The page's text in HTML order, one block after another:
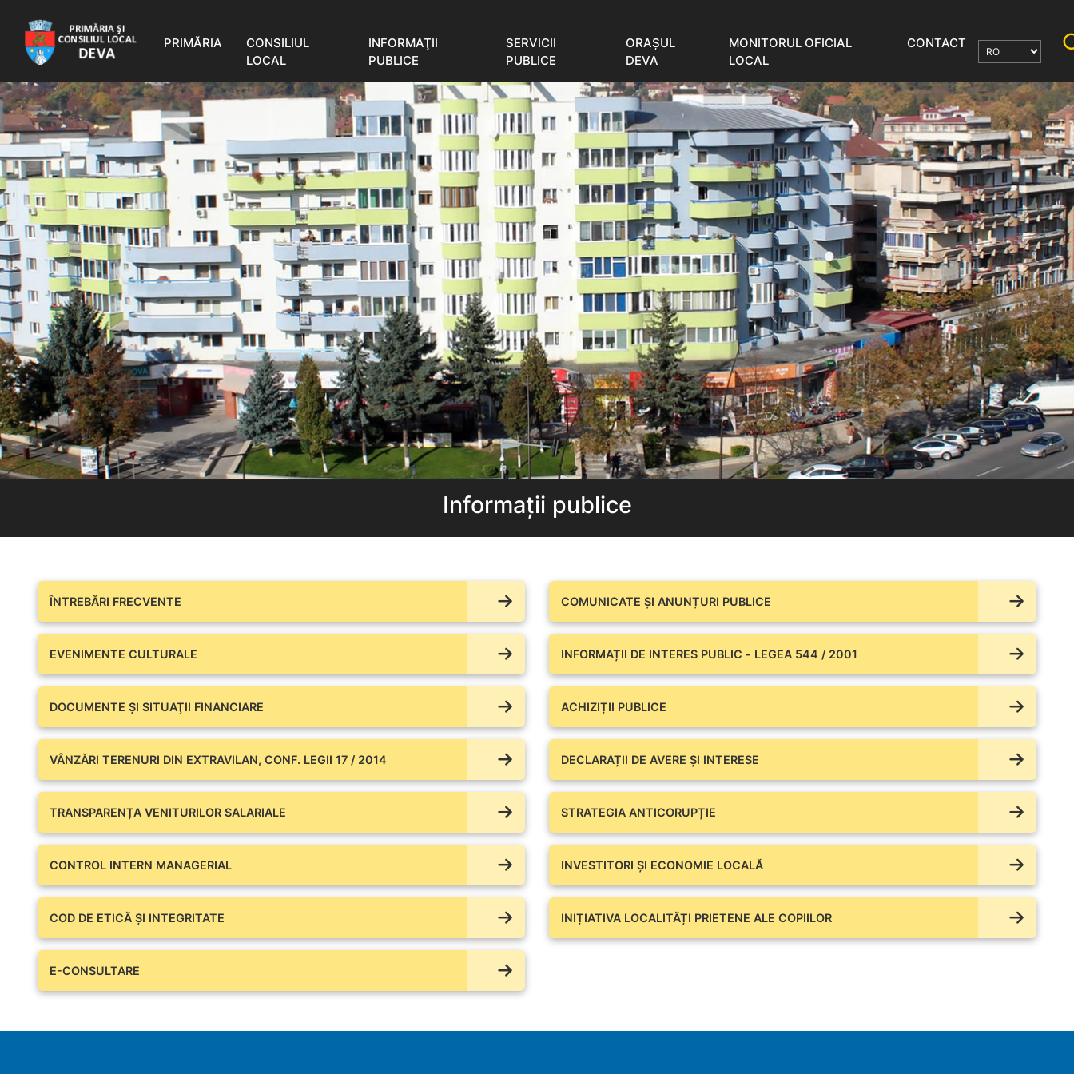
PRIMĂRIA
CONSILIUL
LOCAL
INFORMAŢII
PUBLICE
SERVICII
PUBLICE
ORAŞUL
DEVA
MONITORUL OFICIAL
LOCAL
CONTACT
Informații publice
ÎNTREBĂRI FRECVENTE COMUNICATE ŞI ANUNȚURI PUBLICE
EVENIMENTE CULTURALE INFORMAȚII DE INTERES PUBLIC - LEGEA 544 / 2001
DOCUMENTE ŞI SITUAŢII FINANCIARE ACHIZIȚII PUBLICE
VÂNZĂRI TERENURI DIN EXTRAVILAN, CONF. LEGII 17 / 2014 DECLARAȚII DE AVERE ŞI INTERESE
TRANSPARENȚA VENITURILOR SALARIALE STRATEGIA ANTICORUPȚIE
CONTROL INTERN MANAGERIAL INVESTITORI ȘI ECONOMIE LOCALĂ
COD DE ETICĂ ȘI INTEGRITATE INIȚIATIVA LOCALITĂȚI PRIETENE ALE COPIILOR
E-CONSULTARE